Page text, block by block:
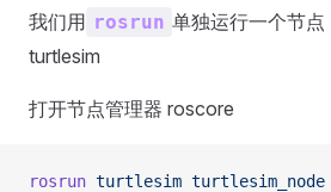
我们用 rosrun 单独运行一个节
turtlesim
打开节点管理器 roscore
rosrun turtlesim turtlesim_node